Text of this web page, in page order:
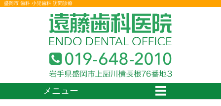
盛岡市 歯科 小児歯科 訪問診療
メニュー